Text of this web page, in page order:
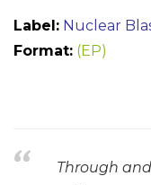
Label: Nuclear
Format: (EP)
Through